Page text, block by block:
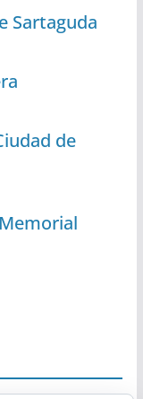
Sartaguda
de